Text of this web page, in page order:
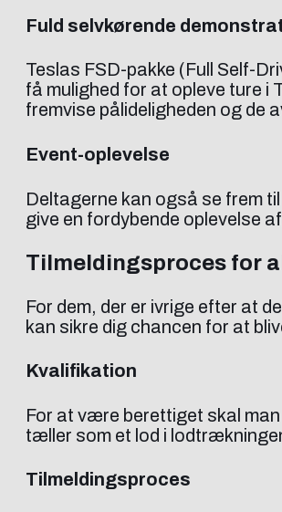
Fuld selvkørende
Teslas FSD-pakke (Full Self-
få mulighed for at opleve ture
fremvise pålideligheden og de
Event-oplevelse
Deltagerne kan også se frem
give en fordybende oplevelse
Tilmeldingsproces for
For dem, der er ivrige efter at
kan sikre dig chancen for at
Kvalifikation
For at være berettiget skal
tæller som et lod i
Tilmeldingsproces